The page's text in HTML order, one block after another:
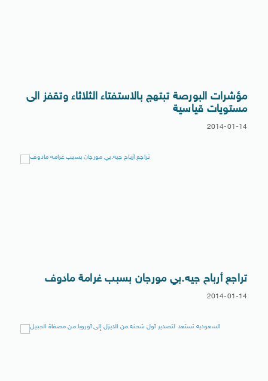
مؤشرات البورصة تبتهج بالاستفتاء الثلاثاء وتقفز الى
مستويات قياسية
2014-01-14
تراجع أرباح جيه.بي مورجان بسبب غرامة مادوف
2014-01-14